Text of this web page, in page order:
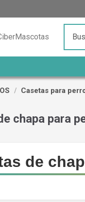
Casetas para
chapa para
de